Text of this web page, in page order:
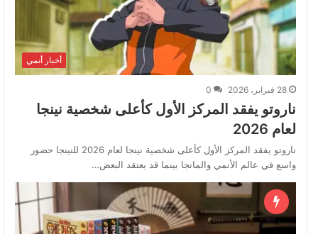
أخبار أنمي
28 فبراير، 2026 0
ناروتو يفقد المركز الأول كأعلى شخصية نينجا
لعام 2026
ناروتو يفقد المركز الأول كأعلى شخصية نينجا لعام 2026 للنينجا حضور
واسع في عالم الأنمي والمانجا بينما قد يعتقد البعض…